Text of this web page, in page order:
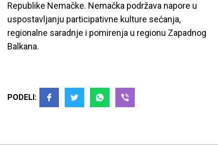
Republike Nemačke. Nemačka podržava napore u
uspostavljanju participativne kulture sećanja,
regionalne saradnje i pomirenja u regionu Zapadnog
Balkana.
PODELI: